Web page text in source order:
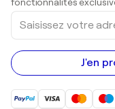
Saisissez
votre
adresse
e-
mail
J'en